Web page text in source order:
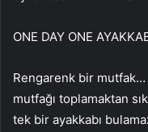
ONE DAY ONE
Rengarenk bir mutfak…
mutfağı toplamaktan
tek bir ayakkabı